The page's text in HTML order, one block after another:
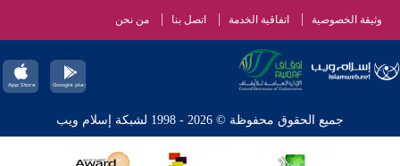
وثيقة الخصوصية اتفاقية الخدمة اتصل بنا من نحن
جميع الحقوق محفوظة © 2026 - 1998 لشبكة إسلام ويب